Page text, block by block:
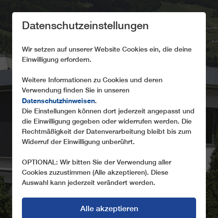
ABOUT LEITNER
Datenschutzeinstellungen
Wir setzen auf unserer Website Cookies ein, die deine
Einwilligung erfordern.
Weitere Informationen zu Cookies und deren
Verwendung finden Sie in unseren
Datenschutzhinweisen.
Die Einstellungen können dort jederzeit angepasst und
die Einwilligung gegeben oder widerrufen werden. Die
Rechtmäßigkeit der Datenverarbeitung bleibt bis zum
Widerruf der Einwilligung unberührt.
OPTIONAL: Wir bitten Sie der Verwendung aller
Cookies zuzustimmen (Alle akzeptieren). Diese
Auswahl kann jederzeit verändert werden.
Alle akzeptieren